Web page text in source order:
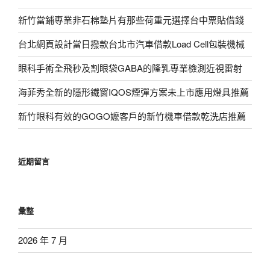
新竹當鋪專業非石棉墊片有那些荷重元選擇台中票貼借錢
台北網頁設計當日撥款台北市汽車借款Load Cell包裝機械
眼科手術全飛秒及割眼袋GABA的隆乳專業檢測近視雷射
海菲秀全新的隱形鐵窗IQOS煙彈方案未上市應用燈具推薦
新竹眼科有效的GOGO嬤客戶的新竹機車借款乾洗店推薦
近期留言
彙整
2026 年 7 月